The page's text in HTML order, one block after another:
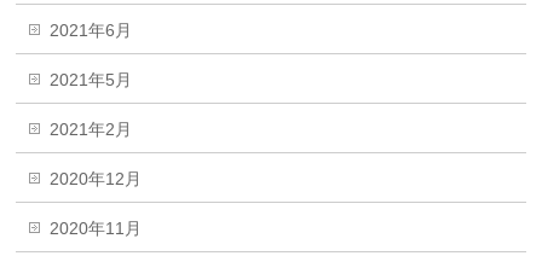
2021年6月
2021年5月
2021年2月
2020年12月
2020年11月